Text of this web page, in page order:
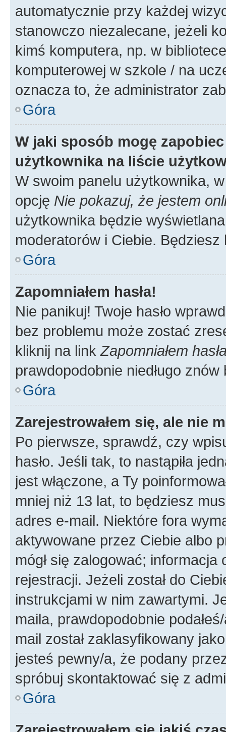
automatycznie przy każdej
stanowczo niezalecane, jeżeli
kimś komputera, np. w
komputerowej w szkole / na
oznacza to, że administrator
Góra
W jaki sposób mogę
użytkownika na liście
W swoim panelu użytkownika,
opcję Nie pokazuj, że jestem
użytkownika będzie
moderatorów i Ciebie.
Góra
Zapomniałem hasła!
Nie panikuj! Twoje hasło
bez problemu może zostać
kliknij na link Zapomniałem
prawdopodobnie niedługo
Góra
Zarejestrowałem się, ale nie
Po pierwsze, sprawdź, czy
hasło. Jeśli tak, to nastąpiła
jest włączone, a Ty
mniej niż 13 lat, to będziesz
adres e-mail. Niektóre fora
aktywowane przez Ciebie albo
mógł się zalogować;
rejestracji. Jeżeli został do
instrukcjami w nim zawartymi.
maila, prawdopodobnie
mail został zaklasyfikowany
jesteś pewny/a, że podany
spróbuj skontaktować się z
Góra